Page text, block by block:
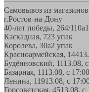
Самовывоз из
г.Ростов-на-Дону
40-лет победы, 264/110а
Каскадная, 723 упак
Королева, 30а2 упак
Красноармейская, 144
Будённовский, 1113.08,
Базарная, 1113.08, с
Ленина, 11913.08, с
Горсоветская, 4513.08, с